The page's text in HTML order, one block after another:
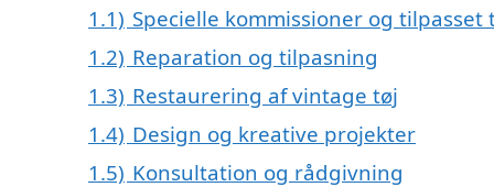
1.1) Specielle kommissioner og tilpasset
1.2) Reparation og tilpasning
1.3) Restaurering af vintage tøj
1.4) Design og kreative projekter
1.5) Konsultation og rådgivning